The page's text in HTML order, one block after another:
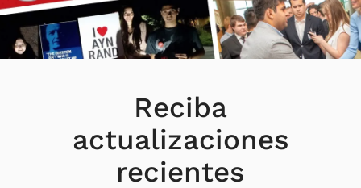
Reciba
actualizaciones
recientes